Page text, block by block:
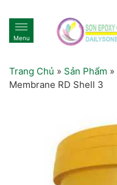
Menu
Trang Chủ » Sản Phẩm »
Membrane RD Shell 3